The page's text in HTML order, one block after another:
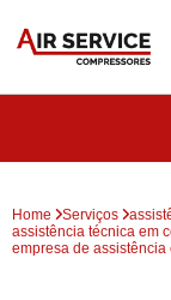
Home Serviços
assistência técnica em
empresa de